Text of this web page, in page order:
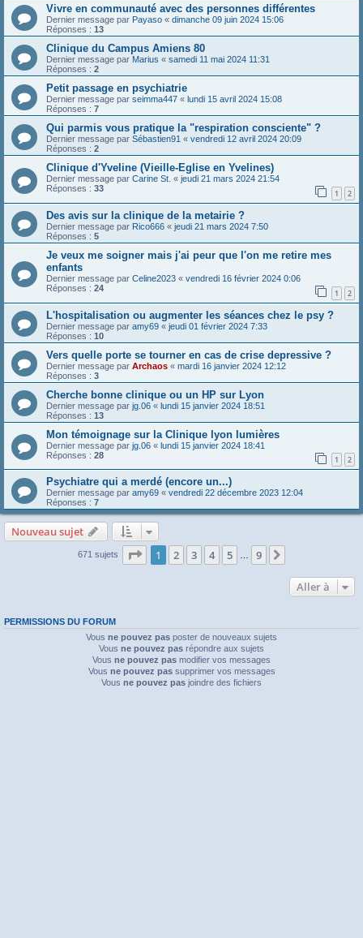
Vivre en communauté avec des personnes différentes
Dernier message par Payaso « dimanche 09 juin 2024 15:06
Réponses : 13
Clinique du Campus Amiens 80
Dernier message par Marius « samedi 11 mai 2024 11:31
Réponses : 2
Petit passage en psychiatrie
Dernier message par seimma447 « lundi 15 avril 2024 15:08
Réponses : 7
Qui parmis vous pratique la "respiration consciente" ?
Dernier message par Sébastien91 « vendredi 12 avril 2024 20:09
Réponses : 2
Clinique d'Yveline (Vieille-Eglise en Yvelines)
Dernier message par Carine St. « jeudi 21 mars 2024 21:54
Réponses : 33 1 2
Des avis sur la clinique de la metairie ?
Dernier message par Rico666 « jeudi 21 mars 2024 7:50
Réponses : 5
Je veux me soigner mais j'ai peur que l'on me retire mes
enfants
Dernier message par Celine2023 « vendredi 16 février 2024 0:06
Réponses : 24 1 2
L'hospitalisation ou augmenter les séances chez le psy ?
Dernier message par amy69 « jeudi 01 février 2024 7:33
Réponses : 10
Vers quelle porte se tourner en cas de crise depressive ?
Dernier message par Archaos « mardi 16 janvier 2024 12:12
Réponses : 3
Cherche bonne clinique ou un HP sur Lyon
Dernier message par jg.06 « lundi 15 janvier 2024 18:51
Réponses : 13
Mon témoignage sur la Clinique lyon lumières
Dernier message par jg.06 « lundi 15 janvier 2024 18:41
Réponses : 28 1 2
Psychiatre qui a merdé (encore un...)
Dernier message par amy69 « vendredi 22 décembre 2023 12:04
Réponses : 7
Nouveau sujet
671 sujets Page 1sur9
1 2 3 4 5 9
Aller à
PERMISSIONS DU FORUM
Vous ne pouvez pas poster de nouveaux sujets
Vous ne pouvez pas répondre aux sujets
Vous ne pouvez pas modifier vos messages
Vous ne pouvez passupprimer vos messages
Vous ne pouvez pas joindre des fichiers